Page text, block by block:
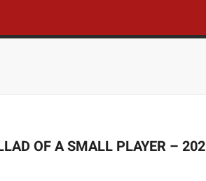
OF A SMALL PLAYER –